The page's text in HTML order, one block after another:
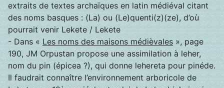
extraits de textes archaïques en latin médiéval citant
des noms basques : (La) ou (Le)quenti(z)(ze), d’où
pourrait venir Lekete / Lekete
- Dans « Les noms des maisons médièvales », page
190, JM Orpustan propose une assimilation à leher,
nom du pin (épicea ?), qui donne lehereta pour pinéde.
Il faudrait connaître l’environnement arboricole de